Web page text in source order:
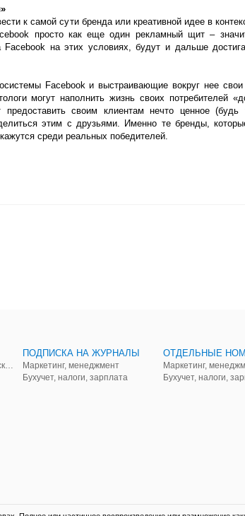
к самой сути бренда или креативной идее в
просто как еще один рекламный щит –
на этих условиях, будут и дальше
Facebook и выстраивающие вокруг нее
могут наполнить жизнь своих потребителей
своим клиентам нечто ценное
этим с друзьями. Именно те бренды,
среди реальных победителей.
Аудит, анализ, и управленческий учет
ПОДПИСКА НА ЖУРНАЛЫ
Маркетинг, менеджмент
Бухучет, налоги, зарплата
Маркетинг,
Бухучет, налоги,